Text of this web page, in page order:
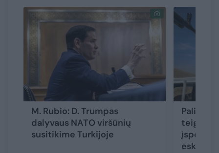
M. Rubio: D. Trumpas
dalyvaus NATO viršūnių
susitikime Turkijoje
teigia,